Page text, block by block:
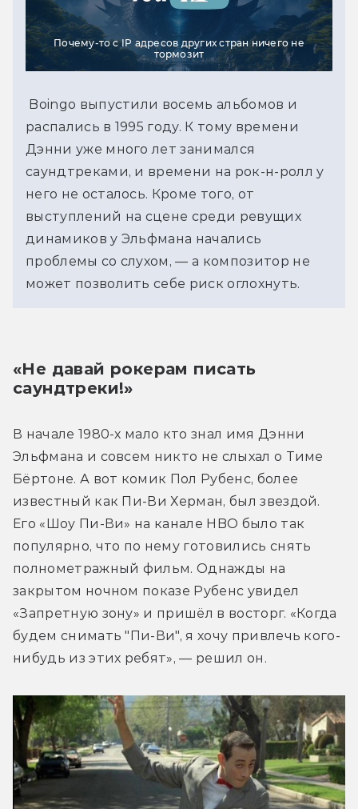
Почему-то с IP адресов других стран ничего не
тормозит
распались в 1995 году. К тому времени
Дэнни уже много лет занимался
саундтреками, и времени на рок-н-ролл у
него не осталось. Кроме того, от
выступлений на сцене среди ревущих
динамиков у Эльфмана начались
проблемы со слухом, — а композитор не
может позволить себе риск оглохнуть.
«Не давай рокерам писать
саундтреки!»
В начале 1980-х мало кто знал имя Дэнни
Эльфмана и совсем никто не слыхал о Тиме
Бёртоне. А вот комик Пол Рубенс, более
известный как Пи-Ви Херман, был звездой.
Его «Шоу Пи-Ви» на канале HBO было так
популярно, что по нему готовились снять
полнометражный фильм. Однажды на
закрытом ночном показе Рубенс увидел
«Запретную зону» и пришёл в восторг. «Когда
будем снимать "Пи-Ви", я хочу привлечь кого-
нибудь из этих ребят», — решил он.